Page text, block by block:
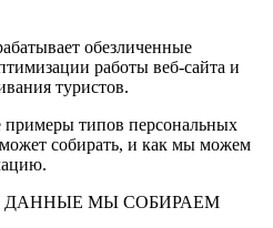
обезличенные
работы веб-сайта и
туристов.
типов персональных
собирать, и как мы можем
ДАННЫЕ МЫ СОБИРАЕМ